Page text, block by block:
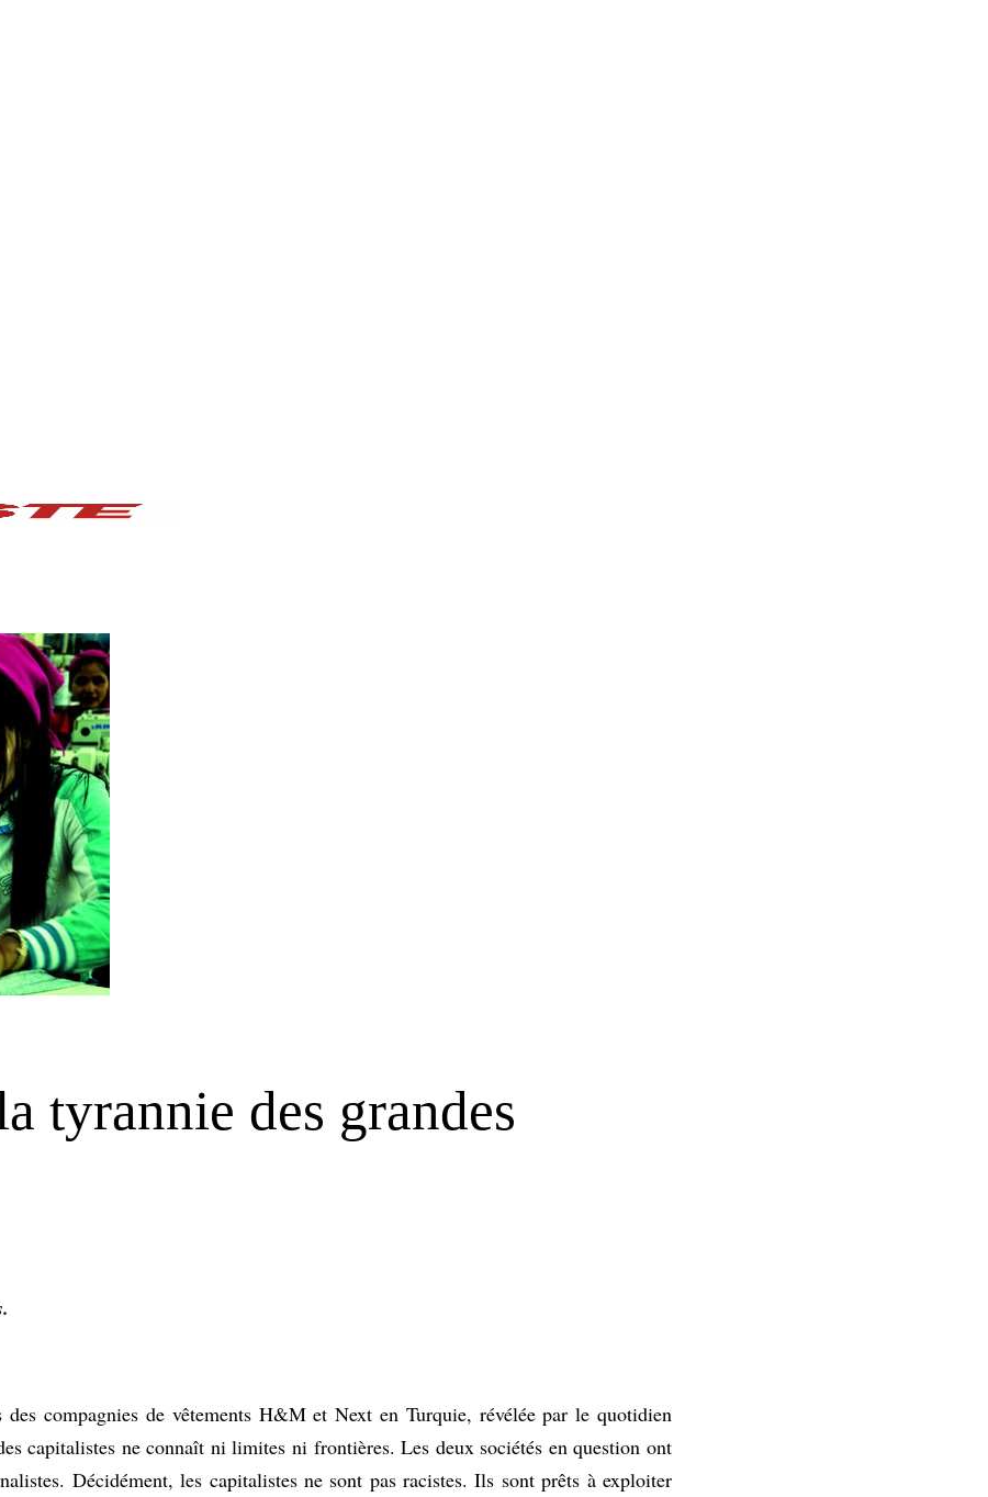
tyrannie des grandes
compagnies de vêtements H&M et Next en Turquie, révélée par le quotidien
capitalistes ne connaît ni limites ni frontières. Les deux sociétés en question ont
Décidément, les capitalistes ne sont pas racistes. Ils sont prêts à exploiter